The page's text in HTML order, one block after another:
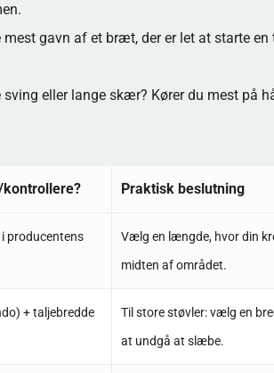
mest gavn af et bræt, der er let at starte en
eller lange skær? Kører du mest på
kontrollere? Praktisk beslutning
producentens
Vælg en længde, hvor din
midten af området.
+ taljebredde
Til store støvler: vælg en
at undgå at slæbe.